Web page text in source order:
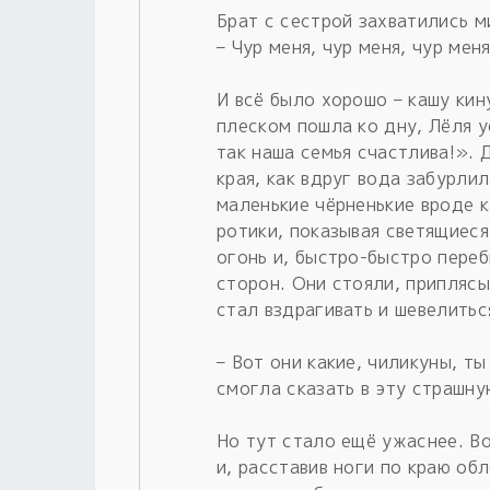
Брат с сестрой захватились
– Чур меня, чур меня, чур
И всё было хорошо – кашу
плеском пошла ко дну, Лёля
так наша семья
края, как вдруг вода
маленькие чёрненькие вроде
ротики, показывая
огонь и, быстро-быстро
сторон. Они стояли,
стал вздрагивать и
– Вот они какие, чиликуны,
смогла сказать в эту
Но тут стало ещё ужаснее.
и, расставив ноги по краю